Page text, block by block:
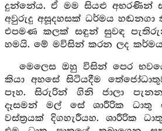
දුන්නේය. ඒ මම සියළු අභරණින්
අවුරුදු අසූදහසක් ධර්මය
එපමණ කලක් සඳුන් සුවඳ
හමයි. මේ මවිසින් කරන ලද
මෙලෙස ඔහු විසින් පෙර
කියා අහසේ සිටියදීම
පෑහ. සිරුරින් ගිනි ජාලා
දෑසමන් මල් සේ ශාරීරික ධාතු
වස්ත්‍රයක් දිගහැරීයහ. ශාරීරික